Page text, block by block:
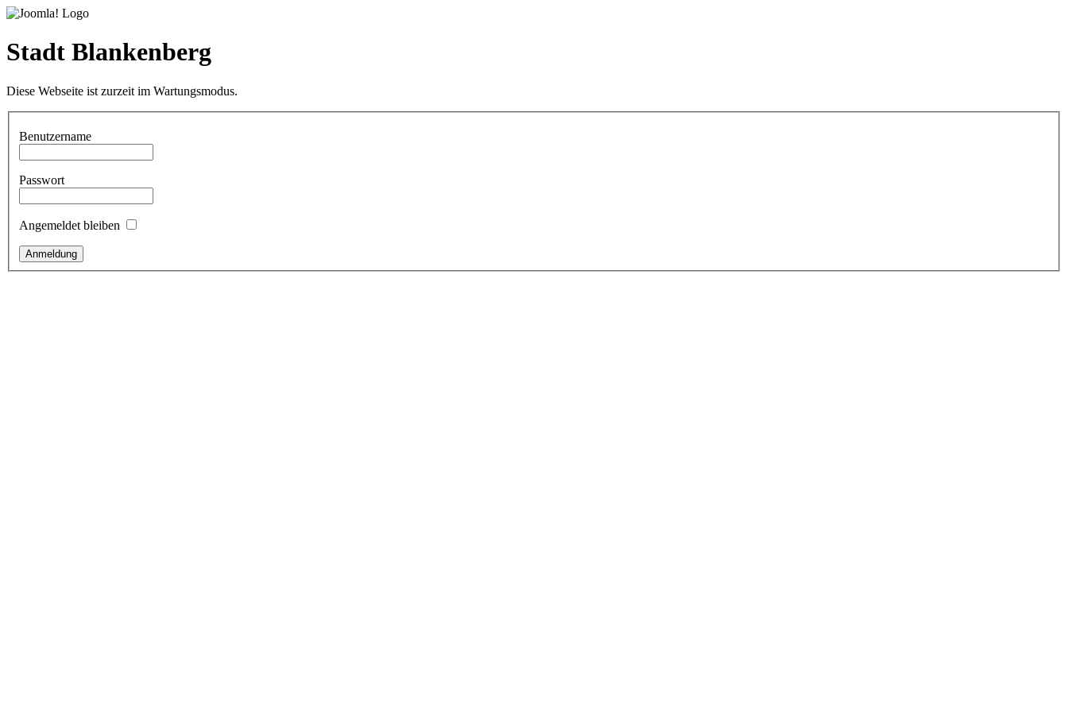
Stadt Blankenberg
Diese Webseite ist zurzeit im Wartungsmodus.
Benutzername
Passwort
Angemeldet bleiben